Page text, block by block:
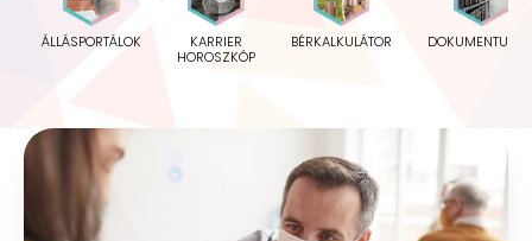
ÁLLÁSPORTÁLOK
KARRIER
HOROSZKÓP
BÉRKALKULÁTOR